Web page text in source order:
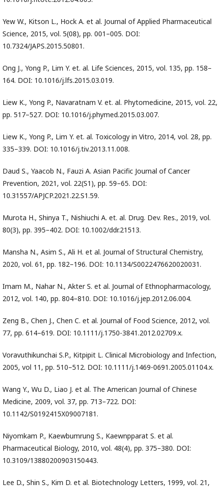
Yew W., Kitson L., Hock A. et al. Journal of Applied Pharmaceutical
Science, 2015, vol. 5(08), pp. 001–005. DOI:
10.7324/JAPS.2015.50801.
Ong J., Yong P., Lim Y. et. al. Life Sciences, 2015, vol. 135, pp. 158–
164. DOI: 10.1016/j.lfs.2015.03.019.
Liew K., Yong P., Navaratnam V. et. al. Phytomedicine, 2015, vol. 22,
pp. 517–527. DOI: 10.1016/j.phymed.2015.03.007.
Liew K., Yong P., Lim Y. et. al. Toxicology in Vitro, 2014, vol. 28, pp.
335–339. DOI: 10.1016/j.tiv.2013.11.008.
Daud S., Yaacob N., Fauzi A. Asian Pacific Journal of Cancer
Prevention, 2021, vol. 22(S1), pp. 59–65. DOI:
10.31557/APJCP.2021.22.S1.59.
Murota H., Shinya T., Nishiuchi A. et. al. Drug. Dev. Res., 2019, vol.
80(3), pp. 395–402. DOI: 10.1002/ddr.21513.
Mansha N., Asim S., Ali H. et al. Journal of Structural Chemistry,
2020, vol. 61, pp. 182–196. DOI: 10.1134/S0022476620020031.
Imam M., Nahar N., Akter S. et al. Journal of Ethnopharmacology,
2012, vol. 140, pp. 804–810. DOI: 10.1016/j.jep.2012.06.004.
Zeng B., Chen J., Chen C. et al. Journal of Food Science, 2012, vol.
77, pp. 614–619. DOI: 10.1111/j.1750-3841.2012.02709.x.
Voravuthikunchai S.P., Kitpipit L. Clinical Microbiology and Infection,
2005, vol 11, pp. 510–512. DOI: 10.1111/j.1469-0691.2005.01104.x.
Wang Y., Wu D., Liao J. et al. The American Journal of Chinese
Medicine, 2009, vol. 37, pp. 713–722. DOI:
10.1142/S0192415X09007181.
Niyomkam P., Kaewbumrung S., Kaewnpparat S. et al.
Pharmaceutical Biology, 2010, vol. 48(4), pp. 375–380. DOI:
10.3109/13880200903150443.
Lee D., Shin S., Kim D. et al. Biotechnology Letters, 1999, vol. 21,